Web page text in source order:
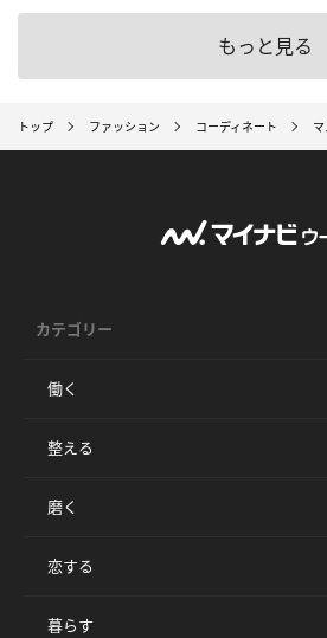
もっと見る
トップ ファッション コーディネート
カテゴリー
働く
整える
磨く
恋する
暮らす